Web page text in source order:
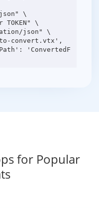
\
\
json" \
convert.vtx',
'ConvertedF
for Popular